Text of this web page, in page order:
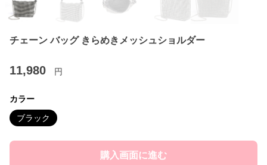
チェーン バッグ きらめきメッシュショルダー
11,980 円
カラー
ブラック
購入画面に進む